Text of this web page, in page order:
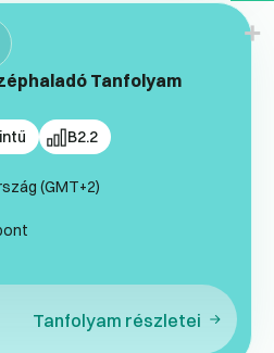
Tanfolyam
B2.2
(GMT+2)
Tanfolyam részletei